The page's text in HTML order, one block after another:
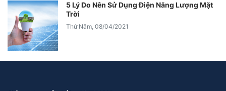
5 Lý Do Nên Sử Dụng Điện Năng Lượng Mặt
Trời
Thứ Năm, 08/04/2021